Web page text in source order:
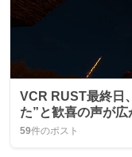
VCR RUST最終日
た”と歓喜の声が広
59件のポスト